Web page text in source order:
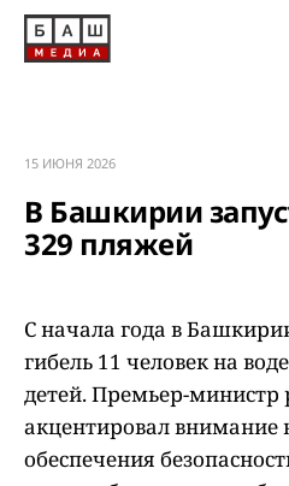
15 ИЮНЯ 2026
В Башкирии
329 пляжей
С начала года в
гибель 11 человек на
детей. Премьер-министр
акцентировал внимание
обеспечения